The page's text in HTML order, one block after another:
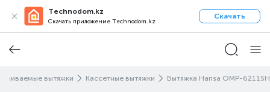
Technodom.kz
Скачать приложение Technodom.kz
Скачать
вытяжки Кассетные вытяжки Вытяжка Hansa OMP-6211SH